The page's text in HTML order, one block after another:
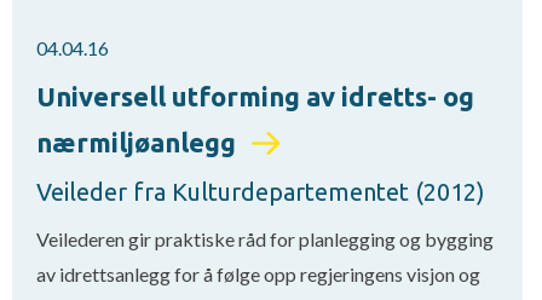
04.04.16
Universell utforming av idretts- og
nærmiljøanlegg
Veileder fra Kulturdepartementet (2012)
Veilederen gir praktiske råd for planlegging og bygging
av idrettsanlegg for å følge opp regjeringens visjon og